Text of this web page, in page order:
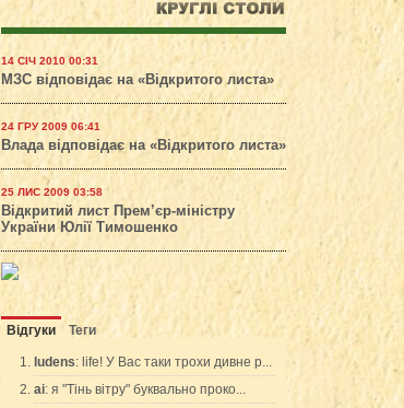
14 СІЧ 2010 00:31
МЗС відповідає на «Відкритого листа»
24 ГРУ 2009 06:41
Влада відповідає на «Відкритого листа»
25 ЛИС 2009 03:58
Відкритий лист Прем’єр-міністру
України Юлії Тимошенко
Відгуки Теги
ludens: life! У Вас таки трохи дивне р...
ai: я "Тінь вітру" буквально проко...